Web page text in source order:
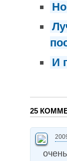
И
25